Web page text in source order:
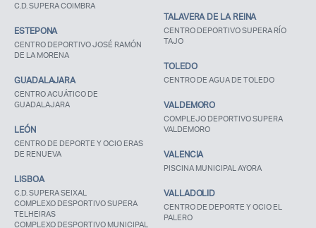
C.D. SUPERA COIMBRA
ESTEPONA
CENTRO DEPORTIVO JOSÉ RAMÓN
DE LA MORENA
GUADALAJARA
CENTRO ACUÁTICO DE
GUADALAJARA
LEÓN
CENTRO DE DEPORTE Y OCIO ERAS
DE RENUEVA
LISBOA
C.D. SUPERA SEIXAL
COMPLEXO DESPORTIVO SUPERA
TELHEIRAS
COMPLEXO DESPORTIVO MUNICIPAL
TALAVERA DE LA REINA
CENTRO DEPORTIVO SUPERA RÍO
TAJO
TOLEDO
CENTRO DE AGUA DE TOLEDO
VALDEMORO
COMPLEJO DEPORTIVO SUPERA
VALDEMORO
VALENCIA
PISCINA MUNICIPAL AYORA
VALLADOLID
CENTRO DE DEPORTE Y OCIO EL
PALERO